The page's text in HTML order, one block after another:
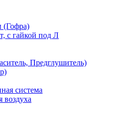
(Гофра)
с гайкой под Л
Предглушитель)
система
воздуха